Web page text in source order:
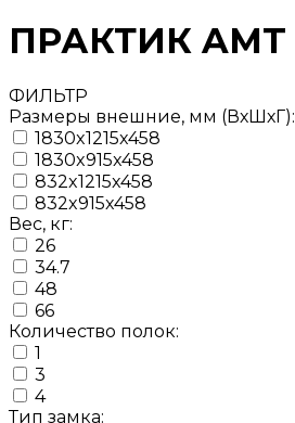
ПРАКТИК AMT
ФИЛЬТР
Размеры внешние, мм (ВхШхГ):
1830x1215x458
1830x915x458
832x1215x458
832x915x458
Вес, кг:
26
34.7
48
66
Количество полок:
1
3
4
Тип замка: